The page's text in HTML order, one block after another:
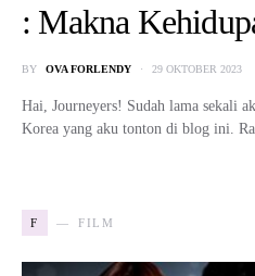
: Makna
BY OVA FORLENDY 29 OKTOBER 2023
Hai, Journeyers! Sudah lama sekali
Korea yang aku tonton di blog ini.
F FILM